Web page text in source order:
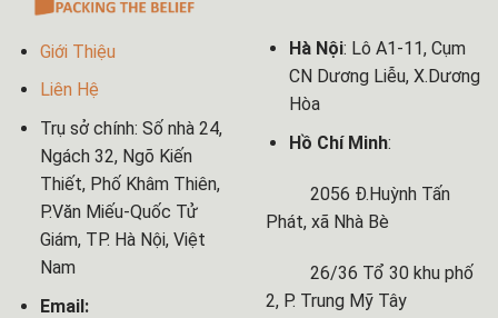
Giới Thiệu
Liên Hệ
Trụ sở chính: Số nhà 24,
Ngách 32, Ngõ Kiến
Thiết, Phố Khâm Thiên,
P.Văn Miếu-Quốc Tử
Giám, TP. Hà Nội, Việt
Nam
Email:
Hà Nội: Lô A1-11, Cụm
CN Dương Liễu, X.Dương
Hòa
Hồ Chí Minh:
2056 Đ.Huỳnh Tấn
Phát, xã Nhà Bè
26/36 Tổ 30 khu phố
2, P. Trung Mỹ Tây